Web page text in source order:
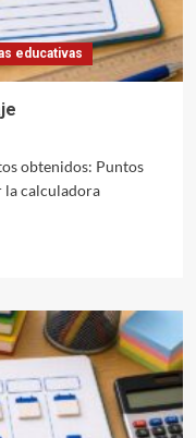
educativas
obtenidos: Puntos
la calculadora